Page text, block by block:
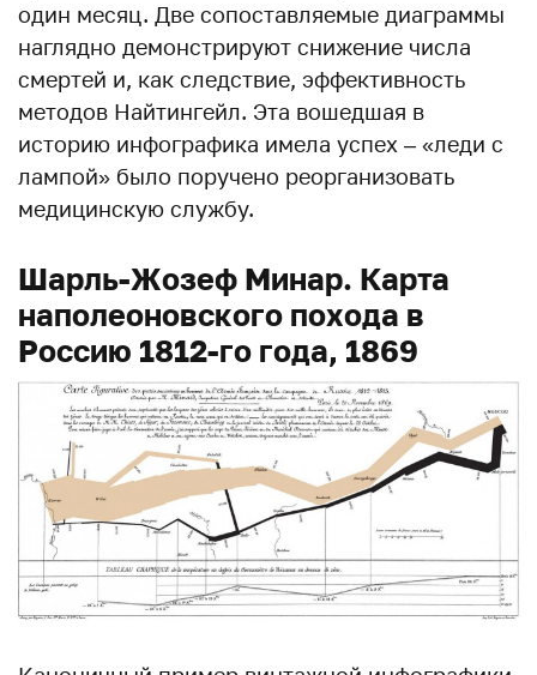
один месяц. Две сопоставляемые диаграммы
наглядно демонстрируют снижение числа
смертей и, как следствие, эффективность
методов Найтингейл. Эта вошедшая в
историю инфографика имела успех – «леди с
лампой» было поручено реорганизовать
медицинскую службу.
Шарль-Жозеф Минар. Карта
наполеоновского похода в
Россию 1812-го года, 1869